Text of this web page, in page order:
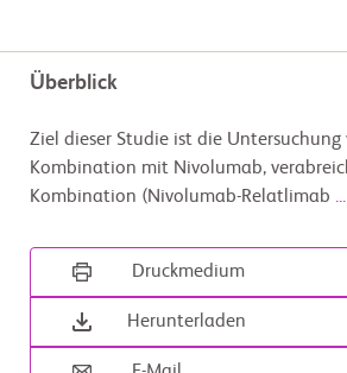
Überblick
Ziel dieser Studie ist die
Kombination mit Nivolumab,
Kombination (Nivolumab-Relatlimab ...
Druckmedium
Herunterladen